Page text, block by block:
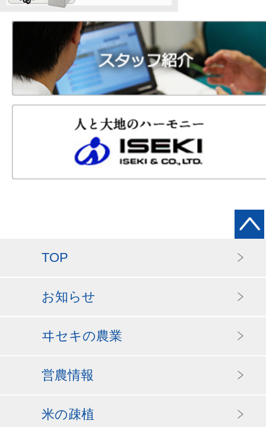
TOP
お知らせ
ヰセキの農業
営農情報
米の疎植